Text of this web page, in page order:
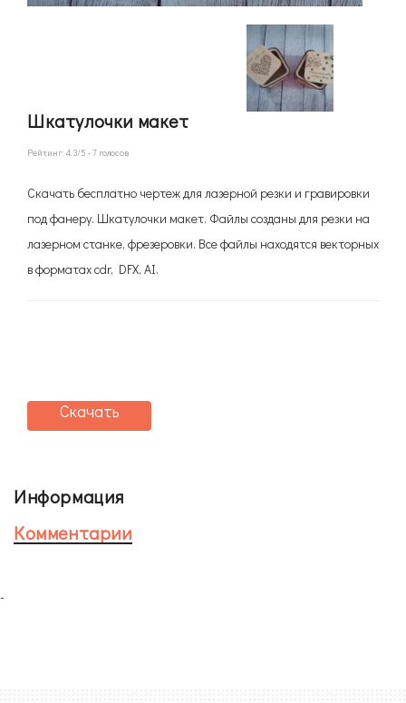
Шкатулочки макет
Рейтинг:4.3/5 -7 голосов
Скачать бесплатно чертеж для лазерной резки и гравировки
под фанеру. Шкатулочки макет. Файлы созданы для резки на
лазерном станке, фрезеровки. Все файлы находятся векторных
в форматах cdr, DFX, AI.
Скачать
Информация
Комментарии
-